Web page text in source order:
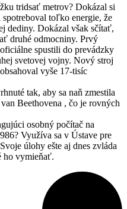
tridsať metrov? Dokázal si
toľko energie, že
dediny. Dokázal však sčítať,
druhé odmocniny. Prvý
spustili do prevádzky
svetovej vojny. Nový stroj
vyše 17-tisíc
tak, aby sa naň zmestila
Beethovena , čo je rovných
osobný počítač na
Využíva sa v Ústave pre
úlohy ešte aj dnes zvláda
ho vymieňať.